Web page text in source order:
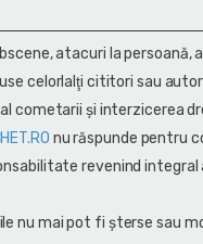
atacuri la persoană,
celorlalţi cititori sau
cometarii și interzicerea
nu răspunde pentru
revenind
nu mai pot fi șterse sau